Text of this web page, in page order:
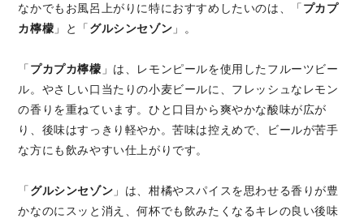
なかでもお風呂上がりに特におすすめしたいのは、「 プカプ
カ檸檬 」と「 グルシンセゾン 」。
「 プカプカ檸檬 」は、レモンピールを使用したフルーツビー
ル。やさしい口当たりの小麦ビールに、フレッシュなレモン
の香りを重ねています。ひと口目から爽やかな酸味が広が
り、後味はすっきり軽やか。苦味は控えめで、ビールが苦手
な方にも飲みやすい仕上がりです。
「 グルシンセゾン 」は、柑橘やスパイスを思わせる香りが豊
かなのにスッと消え、何杯でも飲みたくなるキレの良い後味